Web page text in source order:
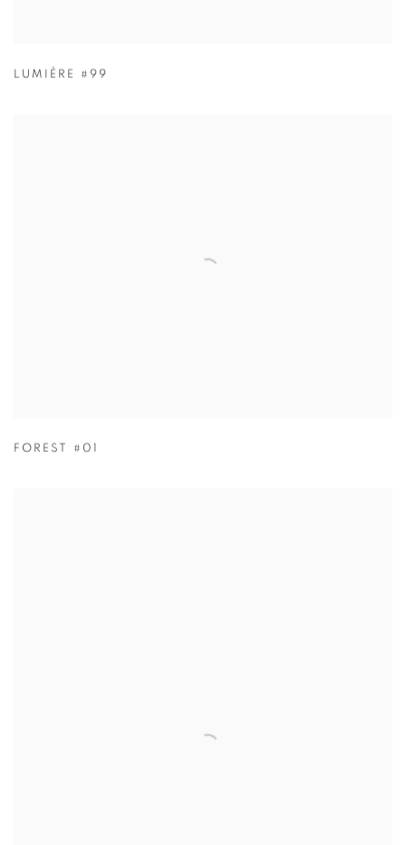
LUMIÈRE #99
FOREST #01